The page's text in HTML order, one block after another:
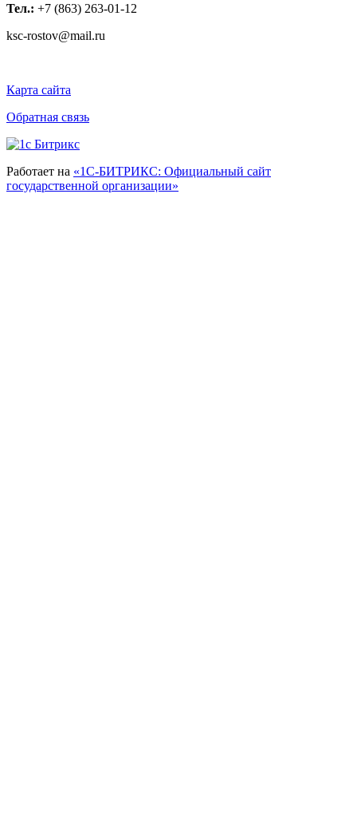
Тел.: +7 (863) 263-01-12
ksc-rostov@mail.ru
Карта сайта
Обратная связь
Работает на «1С-БИТРИКС: Официальный сайт
государственной организации»